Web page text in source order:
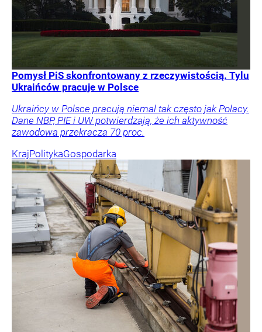
Pomysł PiS skonfrontowany z rzeczywistością. Tylu
Ukraińców pracuje w Polsce
Ukraińcy w Polsce pracują niemal tak często jak Polacy.
Dane NBP, PIE i UW potwierdzają, że ich aktywność
zawodowa przekracza 70 proc.
KrajPolitykaGospodarka